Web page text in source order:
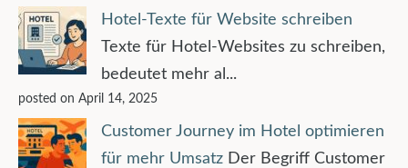
Hotel-Texte für Website schreiben
Texte für Hotel-Websites zu schreiben,
bedeutet mehr al...
posted on April 14, 2025
Customer Journey im Hotel optimieren
für mehr Umsatz Der Begriff Customer